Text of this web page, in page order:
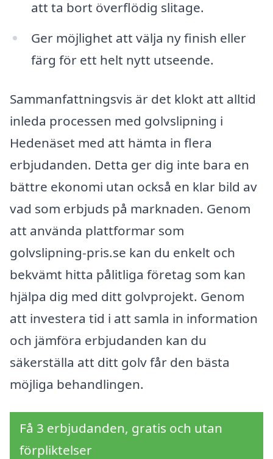
att ta bort överflödig slitage.
Ger möjlighet att välja ny finish eller
färg för ett helt nytt utseende.
Sammanfattningsvis är det klokt att alltid
inleda processen med golvslipning i
Hedenäset med att hämta in flera
erbjudanden. Detta ger dig inte bara en
bättre ekonomi utan också en klar bild av
vad som erbjuds på marknaden. Genom
att använda plattformar som
golvslipning-pris.se kan du enkelt och
bekvämt hitta pålitliga företag som kan
hjälpa dig med ditt golvprojekt. Genom
att investera tid i att samla in information
och jämföra erbjudanden kan du
säkerställa att ditt golv får den bästa
möjliga behandlingen.
Få 3 erbjudanden, gratis och utan
förpliktelser